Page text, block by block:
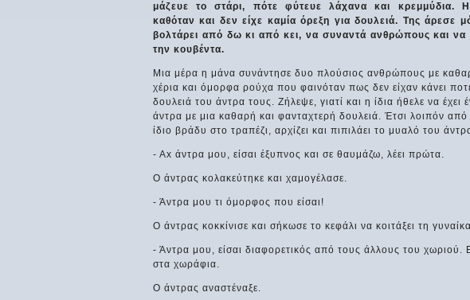
μάζευε το στάρι, πότε φύτευε λάχανα και κρεμμύδια.
καθόταν και δεν είχε καμία όρεξη για δουλειά. Της άρεσε
βολτάρει από δω κι από κει, να συναντά ανθρώπους και να
την κουβέντα.
Μια μέρα η μάνα συνάντησε δυο πλούσιος ανθρώπους με
χέρια και όμορφα ρούχα που φαινόταν πως δεν είχαν κάνει
δουλειά του άντρα τους. Ζήλεψε, γιατί και η ίδια ήθελε να έχει
άντρα με μια καθαρή και φανταχτερή δουλειά. Έτσι λοιπόν από
ίδιο βράδυ στο τραπέζι, αρχίζει και πιπιλάει το μυαλό του
- Ax άντρα μου, είσαι έξυπνος και σε θαυμάζω, λέει πρώτα.
Ο άντρας κολακεύτηκε και χαμογέλασε.
- Άντρα μου τι όμορφος που είσαι!
Ο άντρας κοκκίνισε και σήκωσε το κεφάλι να κοιτάξει τη
- Άντρα μου, είσαι διαφορετικός από τους άλλους του
στα χωράφια.
Ο άντρας αναστέναξε.